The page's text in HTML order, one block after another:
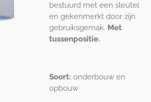
bestuurd met een sleutel
en gekenmerkt door zijn
gebruiksgemak. Met
tussenpositie.
Soort: onderbouw en
opbouw